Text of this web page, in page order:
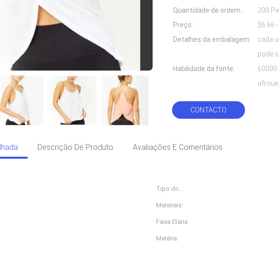
Quantidade de ordem
mínima:
200
Preço:
Detalhes da embalagem:
cada
pode
Habilidade da fonte:
60000
CONTACTO
Descrição De Produto Avaliações E Comentários
Tipo do
Materiais:
Faixa Etária:
Matéria: